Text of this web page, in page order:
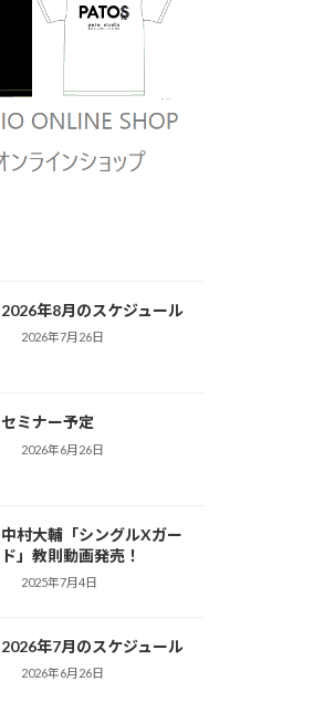
2026年8月のスケジュール
2026年7月26日
セミナー予定
2026年6月26日
中村大輔「シングルXガー
ド」教則動画発売！
2025年7月4日
2026年7月のスケジュール
2026年6月26日